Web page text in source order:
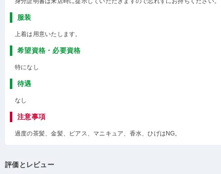
服装
上着は用意いたします。
希望資格・必要資格
特になし
待遇
なし
注意事項
過度の茶髪、金髪、ピアス、マニキュア、香水、ひげはNG。
評価とレビュー